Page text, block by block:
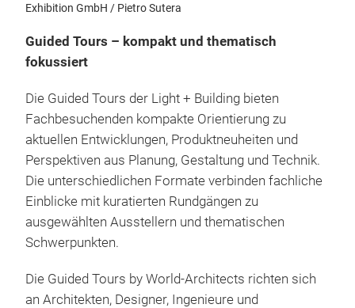
Exhibition GmbH / Pietro Sutera
Guided Tours – kompakt und thematisch
fokussiert
Die Guided Tours der Light + Building bieten
Fachbesuchenden kompakte Orientierung zu
aktuellen Entwicklungen, Produktneuheiten und
Perspektiven aus Planung, Gestaltung und Technik.
Die unterschiedlichen Formate verbinden fachliche
Einblicke mit kuratierten Rundgängen zu
ausgewählten Ausstellern und thematischen
Schwerpunkten.
Die Guided Tours by World-Architects richten sich
an Architekten, Designer, Ingenieure und